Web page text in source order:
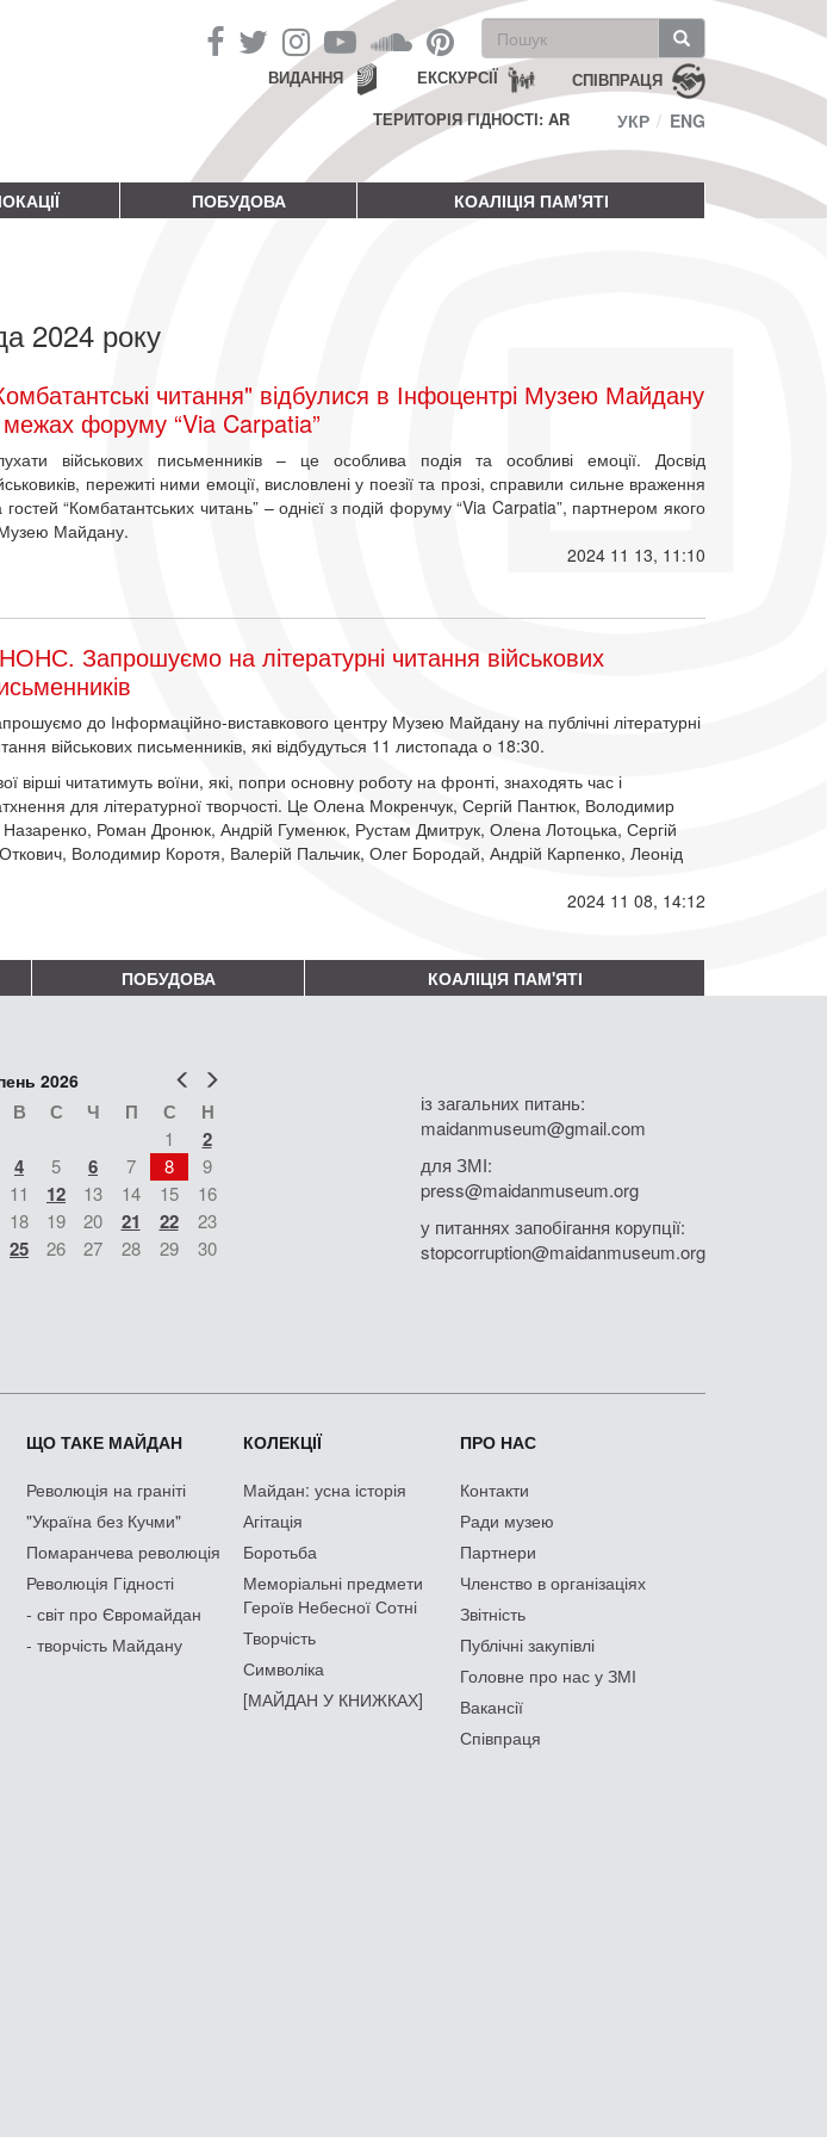
Пошукова
форма
Пошук СПІВПРАЦЯ
ЕКСКУРСІЇ
ВИДАННЯ
ТЕРИТОРІЯ ГІДНОСТІ: AR
УКР ENG
ПОБУДОВА КОАЛІЦІЯ ПАМ'ЯТІ
2024 року
читання" відбулися в Інфоцентрі Музею Майдану
форуму “Via Carpatia”
військових письменників – це особлива подія та особливі емоції. Досвід
пережиті ними емоції, висловлені у поезії та прозі, справили сильне враження
гостей “Комбатантських читань” – однієї з подій форуму “Via Carpatia”, партнером якого
Майдану.
2024 11 13, 11:10
Запрошуємо на літературні читання військових
до Інформаційно-виставкового центру Музею Майдану на публічні літературні
військових письменників, які відбудуться 11 листопада о 18:30.
вірші читатимуть воїни, які, попри основну роботу на фронті, знаходять час і
для літературної творчості. Це Олена Мокренчук, Сергій Пантюк, Володимир
Назаренко, Роман Дронюк, Андрій Гуменюк, Рустам Дмитрук, Олена Лотоцька, Сергій
Володимир Коротя, Валерій Пальчик, Олег Бородай, Андрій Карпенко, Леонід
2024 11 08, 14:12
ПОБУДОВА КОАЛІЦІЯ ПАМ'ЯТІ
Попер
2026
В С Ч П С Н
1 2
4 5 6 7 8
9
11 12 13 14 15
16
18 19 20 21 22
23
25 26 27 28 29
30
із загальних питань:
maidanmuseum@gmail.com
для ЗМІ:
press@maidanmuseum.org
у питаннях запобігання корупції:
stopcorruption@maidanmuseum.org
ЩО ТАКЕ МАЙДАН
Революція на граніті
"Україна без Кучми"
Помаранчева революція
Революція Гідності
- світ про Євромайдан
- творчість Майдану
КОЛЕКЦІЇ
Майдан: усна історія
Агітація
Боротьба
Меморіальні предмети
Героїв Небесної Сотні
Творчість
Символіка
[МАЙДАН У КНИЖКАХ]
ПРО НАС
Контакти
Ради музею
Партнери
Членство в організаціях
Звітність
Публічні закупівлі
Головне про нас у ЗМІ
Вакансії
Співпраця